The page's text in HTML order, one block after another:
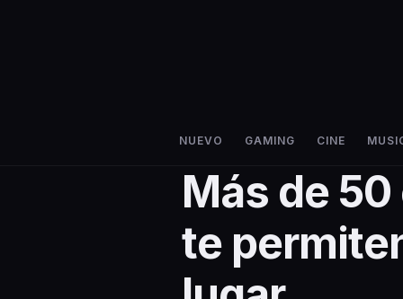
NUEVO GAMING CINE
Más de
te